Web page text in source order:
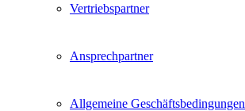
Vertriebspartner
Ansprechpartner
Allgemeine Geschäftsbedingungen